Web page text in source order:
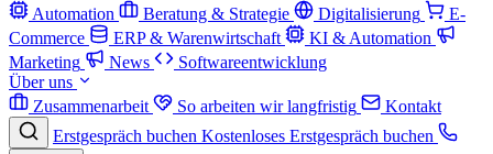
Automation
Beratung & Strategie Digitalisierung
E-
Commerce
ERP & Warenwirtschaft
KI & Automation
Marketing
News
Softwareentwicklung
Über uns
Zusammenarbeit
So arbeiten wir langfristig
Kontakt
Erstgespräch buchen Kostenloses Erstgespräch buchen